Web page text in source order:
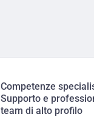
Competenze
Supporto e
team di alto profilo